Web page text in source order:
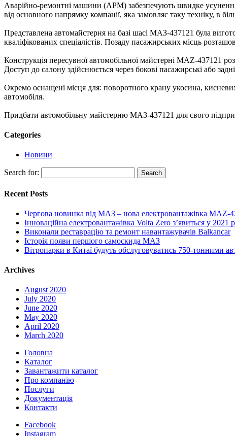
Аварійно-ремонтні машини (АРМ) забезпечують швидке усунення
від основного напрямку компанії, яка замовляє таку техніку, в
Представлена автомайстерня на базі шасі МАЗ-437121 була
кваліфікованих спеціалістів. Позаду пасажирських місць
Конструкція пересувної автомобільної майстерні MAZ-437121
Доступ до салону здійснюється через бокові пасажирські або
Окремо оснащені місця для: поворотного крану укосина,
автомобіля.
Придбати автомобільну майстерню МАЗ-437121 для свого
Categories
Новини
Search for:
Recent Posts
Чергова новинка від МАЗ – нова електровантажівка MAZ-
Інноваційна електровантажівка Volta Zero з’явиться у 2021
Виконали реставрацію та ремонт навантажувачів Balkancar
Історія появи першого самоскида МАЗ
Вітропарки в Китаї будуть обслуговуватись 750-тонними
Archives
August 2020
July 2020
June 2020
May 2020
April 2020
March 2020
Головна
Каталог
Завантажити каталог
Про компанію
Послуги
Документація
Контакти
Facebook
Instagram